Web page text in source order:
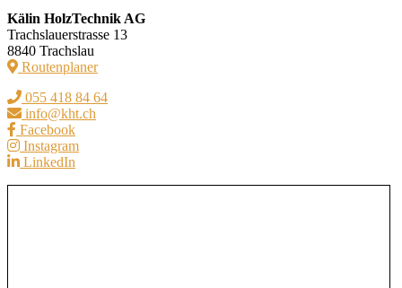
Kälin HolzTechnik AG
Trachslauerstrasse 13
8840 Trachslau
Routenplaner
055 418 84 64
info@kht.ch
Facebook
Instagram
LinkedIn